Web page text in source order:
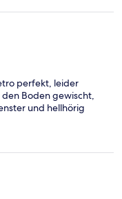
perfekt, leider
den Boden gewischt,
und hellhörig